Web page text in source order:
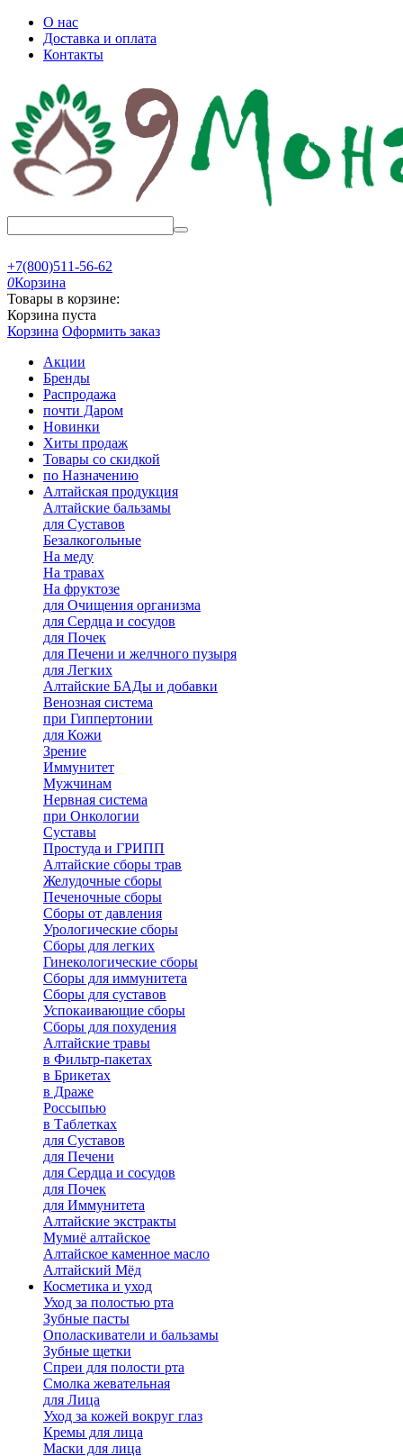
О нас
Доставка и оплата
Контакты
+7(800)511-56-62
0Корзина
Товары в корзине:
Корзина пуста
Корзина Оформить заказ
Акции
Бренды
Распродажа
почти Даром
Новинки
Хиты продаж
Товары со скидкой
по Назначению
Алтайская продукция
Алтайские бальзамы
для Суставов
Безалкогольные
На меду
На травах
На фруктозе
для Очищения организма
для Сердца и сосудов
для Почек
для Печени и желчного пузыря
для Легких
Алтайские БАДы и добавки
Венозная система
при Гиппертонии
для Кожи
Зрение
Иммунитет
Мужчинам
Нервная система
при Онкологии
Суставы
Простуда и ГРИПП
Алтайские сборы трав
Желудочные сборы
Печеночные сборы
Сборы от давления
Урологические сборы
Сборы для легких
Гинекологические сборы
Сборы для иммунитета
Сборы для суставов
Успокаивающие сборы
Сборы для похудения
Алтайские травы
в Фильтр-пакетах
в Брикетах
в Драже
Россыпью
в Таблетках
для Cуставов
для Печени
для Сердца и сосудов
для Почек
для Иммунитета
Алтайские экстракты
Мумиё алтайское
Алтайское каменное масло
Алтайский Мёд
Косметика и уход
Уход за полостью рта
Зубные пасты
Ополаскиватели и бальзамы
Зубные щетки
Спреи для полости рта
Смолка жевательная
для Лица
Уход за кожей вокруг глаз
Кремы для лица
Маски для лица